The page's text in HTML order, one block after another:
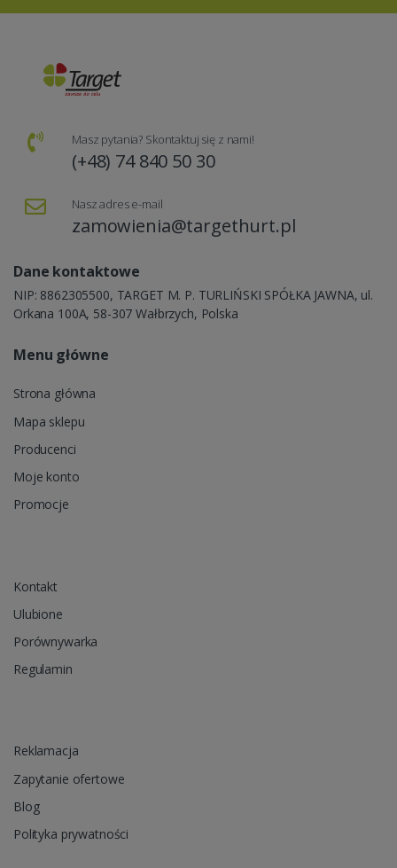
Masz pytania? Skontaktuj się z nami!
(+48) 74 840 50 30
Nasz adres e-mail
zamowienia@targethurt.pl
Dane kontaktowe
NIP: 8862305500, TARGET M. P. TURLIŃSKI SPÓŁKA JAWNA, ul.
Orkana 100A, 58-307 Wałbrzych, Polska
Menu główne
Strona główna
Mapa sklepu
Producenci
Moje konto
Promocje
Kontakt
Ulubione
Porównywarka
Regulamin
Reklamacja
Zapytanie ofertowe
Blog
Polityka prywatności